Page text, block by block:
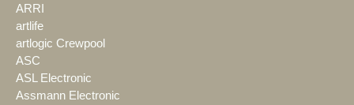
ARRI
artlife
artlogic Crewpool
ASC
ASL Electronic
Assmann Electronic